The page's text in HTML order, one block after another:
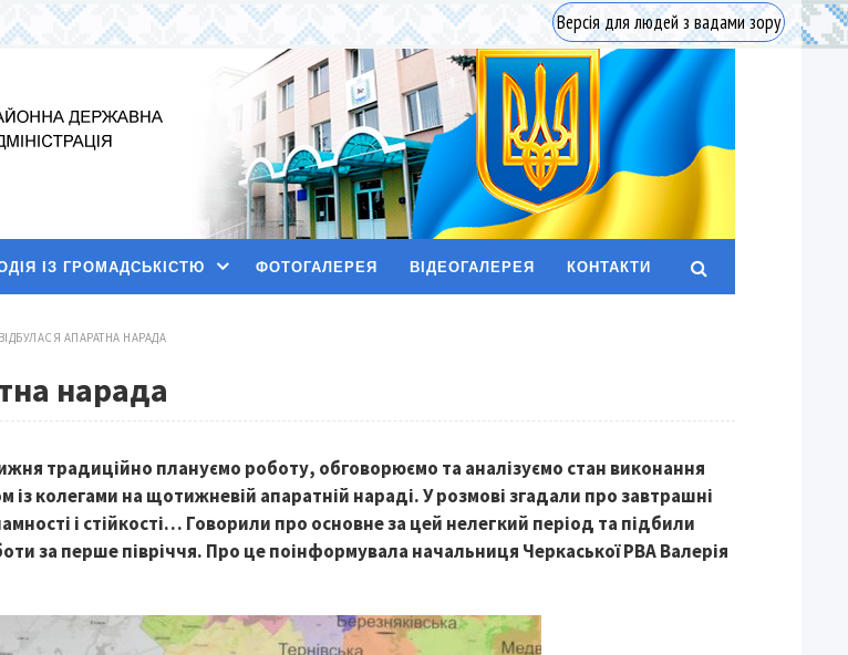
Версія для людей з вадами зору
ІЗ ГРОМАДСЬКІСТЮ ФОТОГАЛЕРЕЯ ВІДЕОГАЛЕРЕЯ КОНТАКТИ
АПАРАТНА НАРАДА
нарада
традиційно плануємо роботу, обговорюємо та аналізуємо стан виконання
із колегами на щотижневій апаратній нараді. У розмові згадали про завтрашні
і стійкості… Говорили про основне за цей нелегкий період та підбили
за перше півріччя. Про це поінформувала начальниця Черкаської РВА Валерія